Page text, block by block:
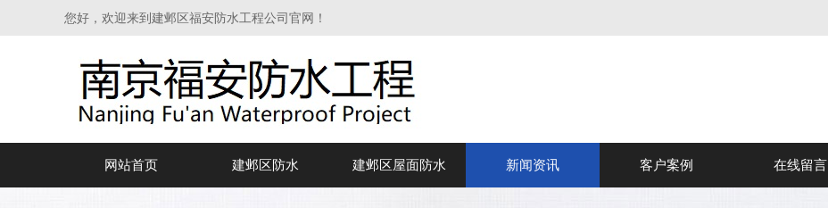
您好，欢迎来到建邺区福安防水工程公司官网！
网站首页 建邺区防水 建邺区屋面防水 新闻资讯 客户案例 在线留言